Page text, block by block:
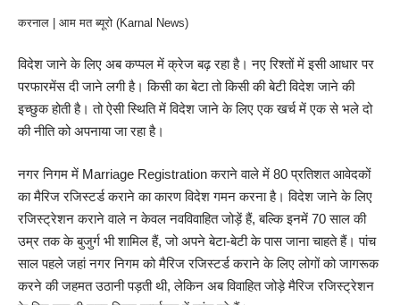
करनाल | आम मत ब्यूरो (Karnal News)
विदेश जाने के लिए अब कप्पल में क्रेज बढ़ रहा है। नए रिश्तों में इसी आधार पर
परफारमेंस दी जाने लगी है। किसी का बेटा तो किसी की बेटी विदेश जाने की
इच्छुक होती है। तो ऐसी स्थिति में विदेश जाने के लिए एक खर्च में एक से भले दो
की नीति को अपनाया जा रहा है।
नगर निगम में Marriage Registration कराने वाले में 80 प्रतिशत आवेदकों
का मैरिज रजिस्टर्ड कराने का कारण विदेश गमन करना है। विदेश जाने के लिए
रजिस्ट्रेशन कराने वाले न केवल नवविवाहित जोड़ें हैं, बल्कि इनमें 70 साल की
उम्र तक के बुजुर्ग भी शामिल हैं, जो अपने बेटा-बेटी के पास जाना चाहते हैं। पांच
साल पहले जहां नगर निगम को मैरिज रजिस्टर्ड कराने के लिए लोगों को जागरूक
करने की जहमत उठानी पड़ती थी, लेकिन अब विवाहित जोड़े मैरिज रजिस्ट्रेशन